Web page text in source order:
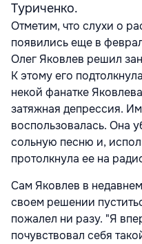
Туриченко.
Отметим, что слухи о
появились еще в
Олег Яковлев решил
К этому его
некой фанатке
затяжная депрессия.
воспользовалась. Она
сольную песню и,
протолкнула ее на
Сам Яковлев в
своем решении
пожалел ни разу. "Я
почувствовал себя